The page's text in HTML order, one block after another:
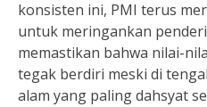
konsisten ini, PMI terus
untuk meringankan
memastikan bahwa nilai-
tegak berdiri meski di
alam yang paling dahsyat